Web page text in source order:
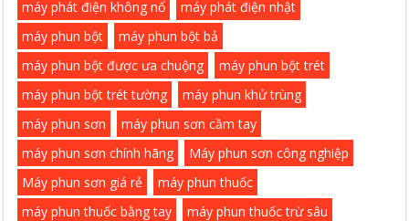
máy phát điện không nổ
máy phát điện nhật
máy phun bột
máy phun bột bả
máy phun bột được ưa chuộng
máy phun bột trét
máy phun bột trét tường
máy phun khử trùng
máy phun sơn
máy phun sơn cầm tay
máy phun sơn chính hãng
Máy phun sơn công nghiệp
Máy phun sơn giá rẻ
máy phun thuốc
máy phun thuốc bằng tay
máy phun thuốc trừ sâu